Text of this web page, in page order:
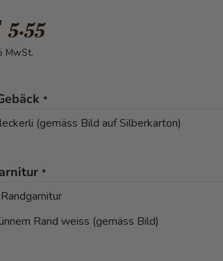
5.55
MwSt.
*
(gemäss Bild auf Silberkarton)
*
Rand weiss (gemäss Bild)